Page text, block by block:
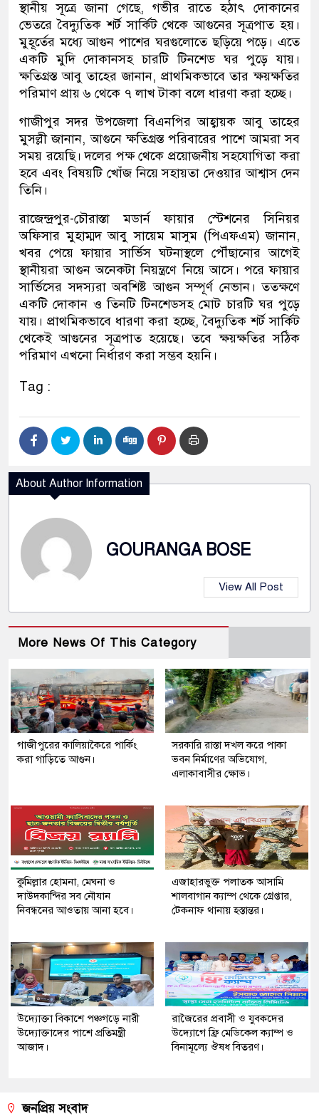
স্থানীয় সূত্রে জানা গেছে, গভীর রাতে হঠাৎ দোকানের
ভেতরে বৈদ্যুতিক শর্ট সার্কিট থেকে আগুনের সূত্রপাত হয়।
মুহূর্তের মধ্যে আগুন পাশের ঘরগুলোতে ছড়িয়ে পড়ে। এতে
একটি মুদি দোকানসহ চারটি টিনশেড ঘর পুড়ে যায়।
ক্ষতিগ্রস্ত আবু তাহের জানান, প্রাথমিকভাবে তার ক্ষয়ক্ষতির
পরিমাণ প্রায় ৬ থেকে ৭ লাখ টাকা বলে ধারণা করা হচ্ছে।
গাজীপুর সদর উপজেলা বিএনপির আহ্বায়ক আবু তাহের
মুসল্লী জানান, আগুনে ক্ষতিগ্রস্ত পরিবারের পাশে আমরা সব
সময় রয়েছি। দলের পক্ষ থেকে প্রয়োজনীয় সহযোগিতা করা
হবে এবং বিষয়টি খোঁজ নিয়ে সহায়তা দেওয়ার আশ্বাস দেন
তিনি।
রাজেন্দ্রপুর-চৌরাস্তা মডার্ন ফায়ার স্টেশনের সিনিয়র
অফিসার মুহাম্মদ আবু সায়েম মাসুম (পিএফএম) জানান,
খবর পেয়ে ফায়ার সার্ভিস ঘটনাস্থলে পৌঁছানোর আগেই
স্থানীয়রা আগুন অনেকটা নিয়ন্ত্রণে নিয়ে আসে। পরে ফায়ার
সার্ভিসের সদস্যরা অবশিষ্ট আগুন সম্পূর্ণ নেভান। ততক্ষণে
একটি দোকান ও তিনটি টিনশেডসহ মোট চারটি ঘর পুড়ে
যায়। প্রাথমিকভাবে ধারণা করা হচ্ছে, বৈদ্যুতিক শর্ট সার্কিট
থেকেই আগুনের সূত্রপাত হয়েছে। তবে ক্ষয়ক্ষতির সঠিক
পরিমাণ এখনো নির্ধারণ করা সম্ভব হয়নি।
Tag :
About Author Information
GOURANGA BOSE
View All Post
More News Of This Category
গাজীপুরের কালিয়াকৈরে পার্কিং
করা গাড়িতে আগুন।
সরকারি রাস্তা দখল করে পাকা
ভবন নির্মাণের অভিযোগ,
এলাকাবাসীর ক্ষোভ।
কুমিল্লার হোমনা, মেঘনা ও
দাউদকান্দির সব নৌযান
নিবন্ধনের আওতায় আনা হবে।
এজাহারভুক্ত পলাতক আসামি
শালবাগান ক্যাম্প থেকে গ্রেপ্তার,
টেকনাফ থানায় হস্তান্তর।
উদ্যোক্তা বিকাশে পঞ্চগড়ে নারী
উদ্যোক্তাদের পাশে প্রতিমন্ত্রী
আজাদ।
রাজৈরের‌ প্রবাসী ও যুবকদের
উদ্যোগে ফ্রি মেডিকেল ক্যাম্প ও
বিনামূল্যে ঔষধ বিতরণ।
জনপ্রিয় সংবাদ